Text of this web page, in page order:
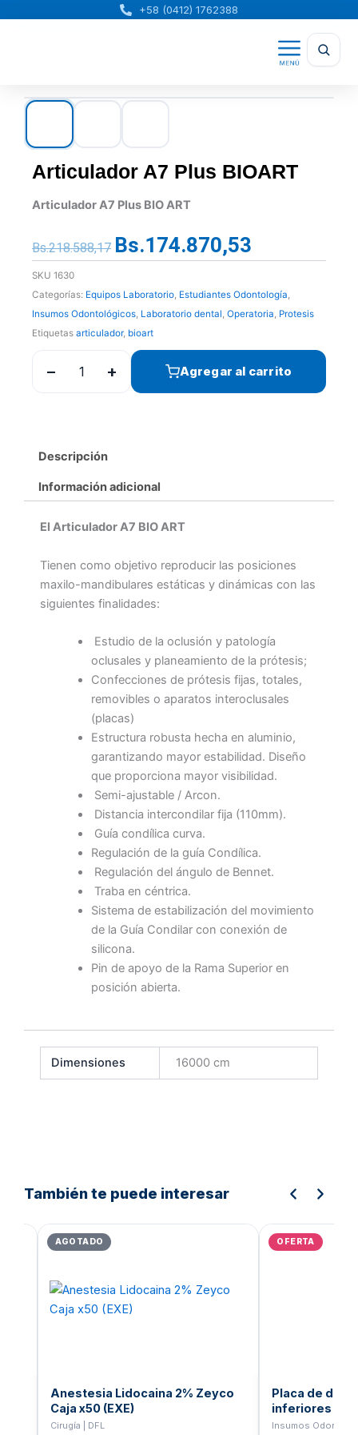
+58 (0412) 1762388
Articulador A7 Plus BIOART
Articulador A7 Plus BIO ART
Bs.218.588,17 El
precio
era:
Bs.218.588,17.
Bs.174.870,53
precio
es:
Bs.174.870,53.
SKU 1630
Categorías: Equipos Laboratorio, Estudiantes Odontología,
Insumos Odontológicos, Laboratorio dental, Operatoria, Protesis
Etiquetas articulador, bioart
− + Agregar al carrito
Descripción
Información adicional
El Articulador A7 BIO ART
Tienen como objetivo reproducir las posiciones
maxilo-mandibulares estáticas y dinámicas con las
siguientes finalidades:
Estudio de la oclusión y patología
oclusales y planeamiento de la prótesis;
Confecciones de prótesis fijas, totales,
removibles o aparatos interoclusales
(placas)
Estructura robusta hecha en aluminio,
garantizando mayor estabilidad. Diseño
que proporciona mayor visibilidad.
Semi-ajustable / Arcon.
Distancia intercondilar fija (110mm).
Guía condílica curva.
Regulación de la guía Condílica.
Regulación del ángulo de Bennet.
Traba en céntrica.
Sistema de estabilización del movimiento
de la Guía Condilar con conexión de
silicona.
Pin de apoyo de la Rama Superior en
posición abierta.
Dimensiones 16000 cm
También te puede interesar
precios:
AGOTADO
Anestesia Lidocaina 2% Zeyco
Caja x50 (EXE)
Cirugía | DFL
OFERTA
Placa de
inferiores
Coral
Insumos